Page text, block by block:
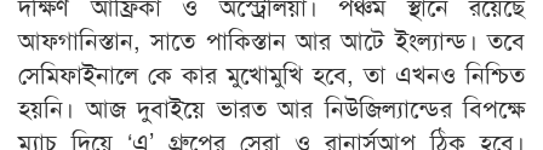
আফগানিস্তান, সাতে পাকিস্তান আর আটে ইংল্যান্ড। তবে
সেমিফাইনালে কে কার মুখোমুখি হবে, তা এখনও নিশ্চিত
হয়নি। আজ দুবাইয়ে ভারত আর নিউজিল্যান্ডের বিপক্ষে
ম্যাচ দিয়ে ‘এ’ গ্রুপের সেরা ও রানার্সআপ ঠিক হবে।